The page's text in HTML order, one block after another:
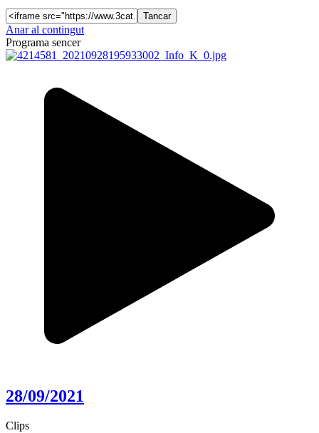
Tancar
Anar al contingut
Programa sencer
28/09/2021
Clips